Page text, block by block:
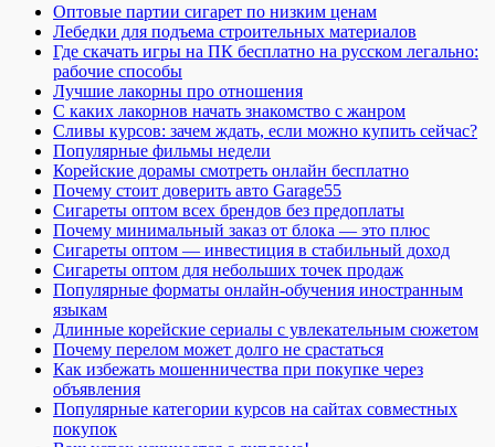
Оптовые партии сигарет по низким ценам
Лебедки для подъема строительных материалов
Где скачать игры на ПК бесплатно на русском легально:
рабочие способы
Лучшие лакорны про отношения
С каких лакорнов начать знакомство с жанром
Сливы курсов: зачем ждать, если можно купить сейчас?
Популярные фильмы недели
Корейские дорамы смотреть онлайн бесплатно
Почему стоит доверить авто Garage55
Сигареты оптом всех брендов без предоплаты
Почему минимальный заказ от блока — это плюс
Сигареты оптом — инвестиция в стабильный доход
Сигареты оптом для небольших точек продаж
Популярные форматы онлайн-обучения иностранным
языкам
Длинные корейские сериалы с увлекательным сюжетом
Почему перелом может долго не срастаться
Как избежать мошенничества при покупке через
объявления
Популярные категории курсов на сайтах совместных
покупок